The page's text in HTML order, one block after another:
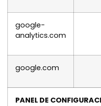
google-
analytics.com
google.com
PANEL DE